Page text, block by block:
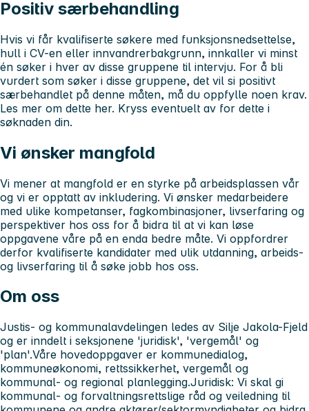
Positiv særbehandling
Hvis vi får kvalifiserte søkere med funksjonsnedsettelse,
hull i CV-en eller innvandrerbakgrunn, innkaller vi minst
én søker i hver av disse gruppene til intervju. For å bli
vurdert som søker i disse gruppene, det vil si positivt
særbehandlet på denne måten, må du oppfylle noen krav.
Les mer om dette her. Kryss eventuelt av for dette i
søknaden din.
Vi ønsker mangfold
Vi mener at mangfold er en styrke på arbeidsplassen vår
og vi er opptatt av inkludering. Vi ønsker medarbeidere
med ulike kompetanser, fagkombinasjoner, livserfaring og
perspektiver hos oss for å bidra til at vi kan løse
oppgavene våre på en enda bedre måte. Vi oppfordrer
derfor kvalifiserte kandidater med ulik utdanning, arbeids-
og livserfaring til å søke jobb hos oss.
Om oss
Justis- og kommunalavdelingen ledes av Silje Jakola-Fjeld
og er inndelt i seksjonene 'juridisk', 'vergemål' og
'plan'.Våre hovedoppgaver er kommunedialog,
kommuneøkonomi, rettssikkerhet, vergemål og
kommunal- og regional planlegging.Juridisk: Vi skal gi
kommunal- og forvaltningsrettslige råd og veiledning til